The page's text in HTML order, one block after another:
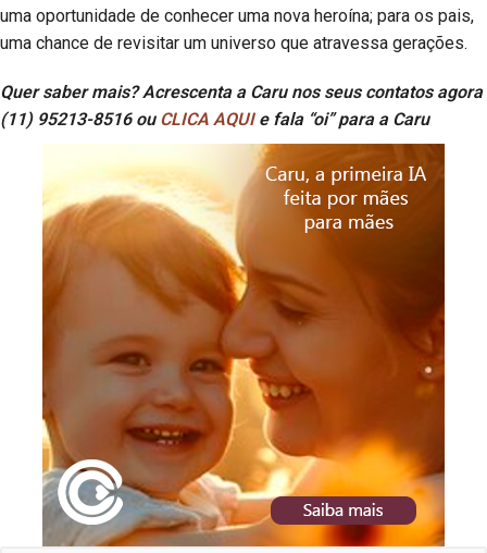
uma oportunidade de conhecer uma nova heroína; para os pais,
uma chance de revisitar um universo que atravessa gerações.
Quer saber mais? Acrescenta a Caru nos seus contatos agora
(11) 95213-8516 ouCLICA AQUIe fala “oi” para a Caru